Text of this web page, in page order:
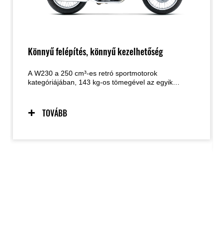
Könnyű felépítés, könnyű kezelhetőség
A W230 a 250 cm³-es retró sportmotorok
kategóriájában, 143 kg-os tömegével az egyik
magabiztosságát. Emellett kiváló teljesítmény–tömeg
aránnyal is büszkélkedhet.
TOVÁBB